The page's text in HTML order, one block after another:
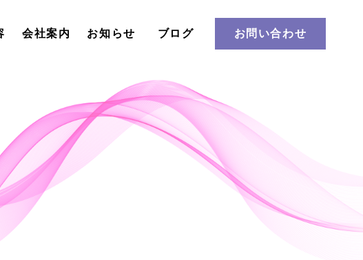
会社案内 お知らせ ブログ お問い合わせ